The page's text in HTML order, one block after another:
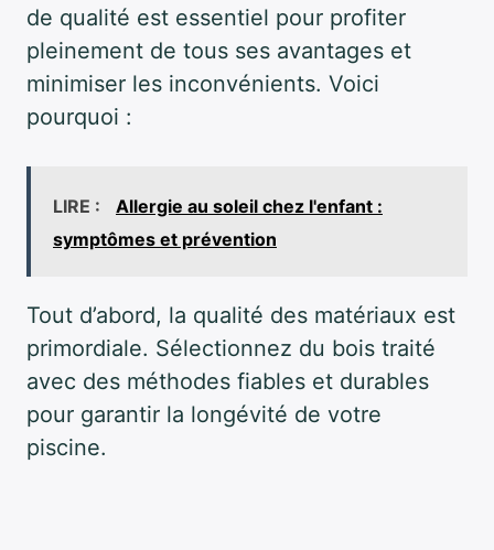
de qualité est essentiel pour profiter
pleinement de tous ses avantages et
minimiser les inconvénients. Voici
pourquoi :
LIRE :
Allergie au soleil chez l'enfant :
symptômes et prévention
Tout d’abord, la qualité des matériaux est
primordiale. Sélectionnez du bois traité
avec des méthodes fiables et durables
pour garantir la longévité de votre
piscine.